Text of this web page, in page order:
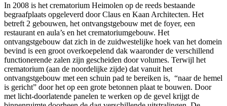
In 2008 is het crematorium Heimolen op de reeds bestaande
begraafplaats opgeleverd door Claus en Kaan Architecten. Het
betreft 2 gebouwen, het ontvangstgebouw met de foyer, een
restaurant en aula’s en het crematoriumgebouw. Het
ontvangstgebouw dat zich in de zuidwestelijke hoek van het domein
bevind is een groot overkoepelend dak waaronder de verschillend
functionerende zalen zijn gescheiden door volumes. Terwijl het
crematorium (aan de noordelijke zijde) dat vanuit het
ontvangstgebouw met een schuin pad te bereiken is, “naar de hemel
is gericht” door het op een grote betonnen plaat te bouwen. Door
met licht-doorlatende panelen te werken op de gevel krijgt de